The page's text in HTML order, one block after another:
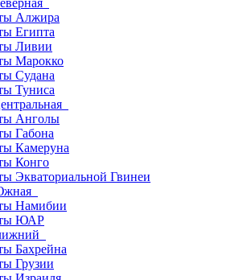
Алжира
Египта
Ливии
Марокко
Судана
Туниса
Анголы
Габона
Камеруна
Конго
Экваториальной Гвинеи
Намибии
ЮАР
Бахрейна
Грузии